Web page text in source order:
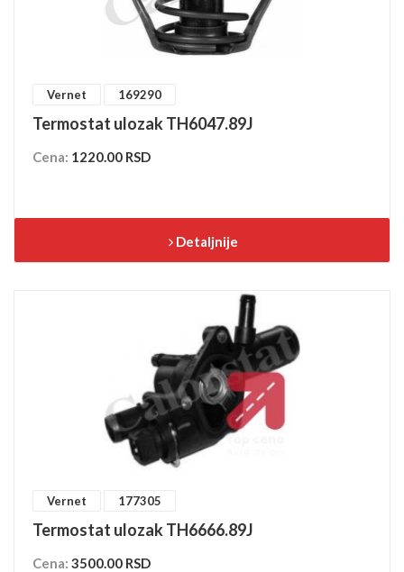
Vernet 169290
Termostat ulozak TH6047.89J
Cena: 1220.00 RSD
Detaljnije
Vernet 177305
Termostat ulozak TH6666.89J
Cena: 3500.00 RSD